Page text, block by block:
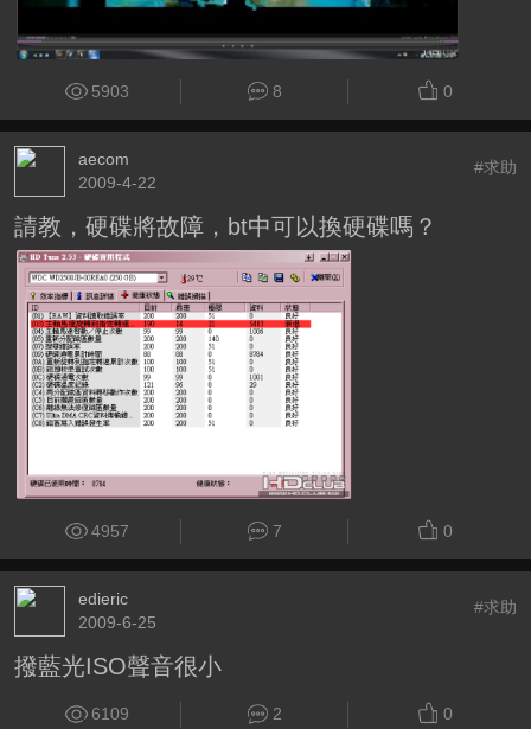
5903 8 0
aecom
2009-4-22
#求助
請教，硬碟將故障，bt中可以換硬碟嗎？
4957 7 0
edieric
2009-6-25
#求助
撥藍光ISO聲音很小
6109 2 0